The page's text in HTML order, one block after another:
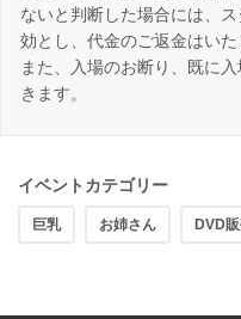
ないと判断した場合には、
効とし、代金のご返金はいた
また、入場のお断り、既に
きます。
イベントカテゴリー
巨乳 お姉さん DVD